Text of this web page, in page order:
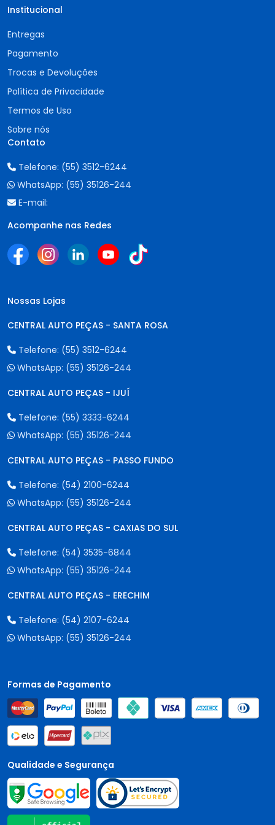
Institucional
Entregas
Pagamento
Trocas e Devoluções
Política de Privacidade
Termos de Uso
Sobre nós
Contato
Telefone: (55) 3512-6244
WhatsApp: (55) 35126-244
E-mail:
Acompanhe nas Redes
Nossas Lojas
CENTRAL AUTO PEÇAS - SANTA ROSA
Telefone: (55) 3512-6244
WhatsApp: (55) 35126-244
CENTRAL AUTO PEÇAS - IJUÍ
Telefone: (55) 3333-6244
WhatsApp: (55) 35126-244
CENTRAL AUTO PEÇAS - PASSO FUNDO
Telefone: (54) 2100-6244
WhatsApp: (55) 35126-244
CENTRAL AUTO PEÇAS - CAXIAS DO SUL
Telefone: (54) 3535-6844
WhatsApp: (55) 35126-244
CENTRAL AUTO PEÇAS - ERECHIM
Telefone: (54) 2107-6244
WhatsApp: (55) 35126-244
Formas de Pagamento
Qualidade e Segurança